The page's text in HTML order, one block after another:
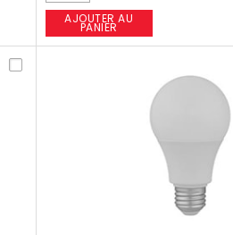
AJOUTER AU
PANIER